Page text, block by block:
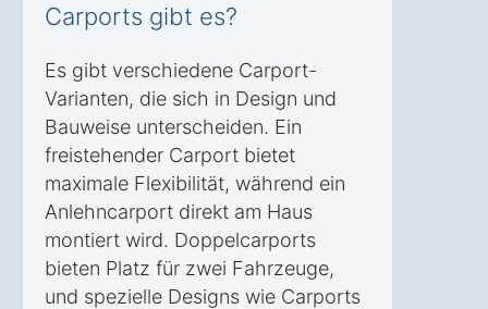
Carports gibt es?
Es gibt verschiedene Carport-
Varianten, die sich in Design und
Bauweise unterscheiden. Ein
freistehender Carport bietet
maximale Flexibilität, während ein
Anlehncarport direkt am Haus
montiert wird. Doppelcarports
bieten Platz für zwei Fahrzeuge,
und spezielle Designs wie Carports